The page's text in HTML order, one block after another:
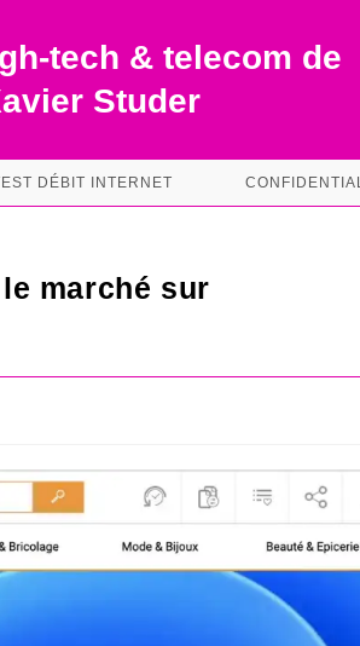
tech & telecom de
Studer
DÉBIT INTERNET
marché sur